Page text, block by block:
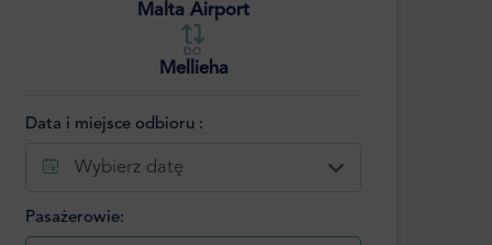
Malta Airport
DO
Mellieha
Data i miejsce odbioru :
Wybierz datę
Pasażerowie: